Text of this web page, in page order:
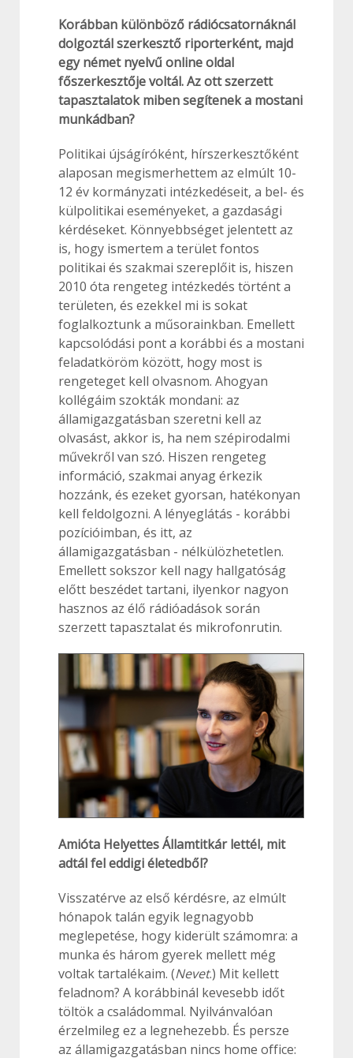
Korábban különböző rádiócsatornáknál
dolgoztál szerkesztő riporterként, majd
egy német nyelvű online oldal
főszerkesztője voltál. Az ott szerzett
tapasztalatok miben segítenek a mostani
munkádban?
Politikai újságíróként, hírszerkesztőként
alaposan megismerhettem az elmúlt 10-
12 év kormányzati intézkedéseit, a bel- és
külpolitikai eseményeket, a gazdasági
kérdéseket. Könnyebbséget jelentett az
is, hogy ismertem a terület fontos
politikai és szakmai szereplőit is, hiszen
2010 óta rengeteg intézkedés történt a
területen, és ezekkel mi is sokat
foglalkoztunk a műsorainkban. Emellett
kapcsolódási pont a korábbi és a mostani
feladatköröm között, hogy most is
rengeteget kell olvasnom. Ahogyan
kollégáim szokták mondani: az
államigazgatásban szeretni kell az
olvasást, akkor is, ha nem szépirodalmi
művekről van szó. Hiszen rengeteg
információ, szakmai anyag érkezik
hozzánk, és ezeket gyorsan, hatékonyan
kell feldolgozni. A lényeglátás - korábbi
pozícióimban, és itt, az
államigazgatásban - nélkülözhetetlen.
Emellett sokszor kell nagy hallgatóság
előtt beszédet tartani, ilyenkor nagyon
hasznos az élő rádióadások során
szerzett tapasztalat és mikrofonrutin.
Amióta Helyettes Államtitkár lettél, mit
adtál fel eddigi életedből?
Visszatérve az első kérdésre, az elmúlt
hónapok talán egyik legnagyobb
meglepetése, hogy kiderült számomra: a
munka és három gyerek mellett még
voltak tartalékaim. (Nevet.) Mit kellett
feladnom? A korábbinál kevesebb időt
töltök a családommal. Nyilvánvalóan
érzelmileg ez a legnehezebb. És persze
az államigazgatásban nincs home office: